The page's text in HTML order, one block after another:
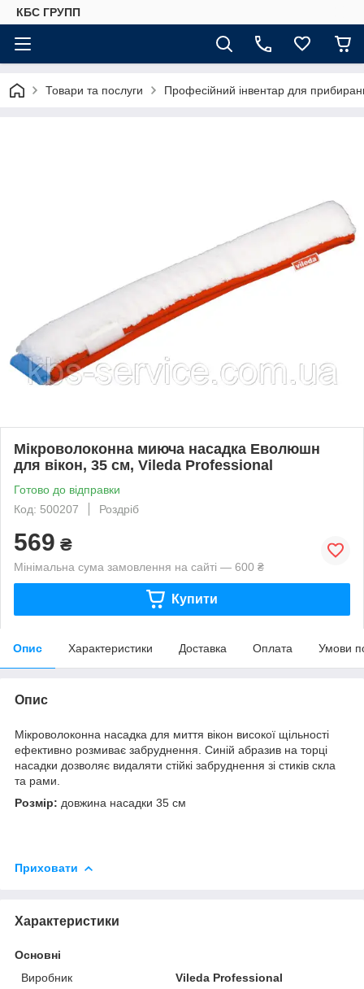
КБС ГРУПП
Товари та послуги Професійний інвентар для
Мікроволоконна миюча насадка Еволюшн
для вікон, 35 см, Vileda Professional
Готово до відправки
Код: 500207
Роздріб
569 ₴
Мінімальна сума замовлення на сайті — 600 ₴
Купити
Опис Характеристики Доставка Оплата Умови
Опис
Мікроволоконна насадка для миття вікон високої щільності
ефективно розмиває забруднення. Синій абразив на торці
насадки дозволяє видаляти стійкі забруднення зі стиків скла
та рами.
Розмір: довжина насадки 35 см
Приховати
Характеристики
Основні
Виробник
Vileda Professional